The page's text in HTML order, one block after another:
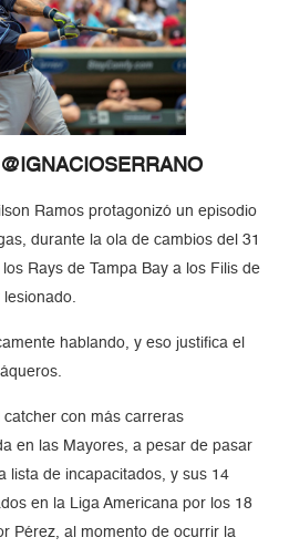
Ramos protagonizó un episodio
durante la ola de cambios del 31
Rays de Tampa Bay a los Filis de
lesionado.
hablando, y eso justifica el
catcher con más carreras
en las Mayores, a pesar de pasar
lista de incapacitados, y sus 14
en la Liga Americana por los 18
Pérez, al momento de ocurrir la